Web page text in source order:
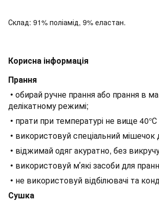
Склад: 91% поліамід, 9% еластан.
Корисна інформація
Прання
• обирай ручне прання або прання в
делікатному режимі;
• прати при температурі не вище 40°С
• використовуй спеціальний мішечок
• віджимай одяг акуратно, без
• використовуй мʼякі засоби для
• не використовуй відбілювачі та
Сушка